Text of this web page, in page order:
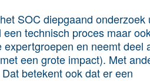
SOC diepgaand onderzoek
technisch proces maar
en neemt deel
een grote impact). Met
betekent ook dat er een